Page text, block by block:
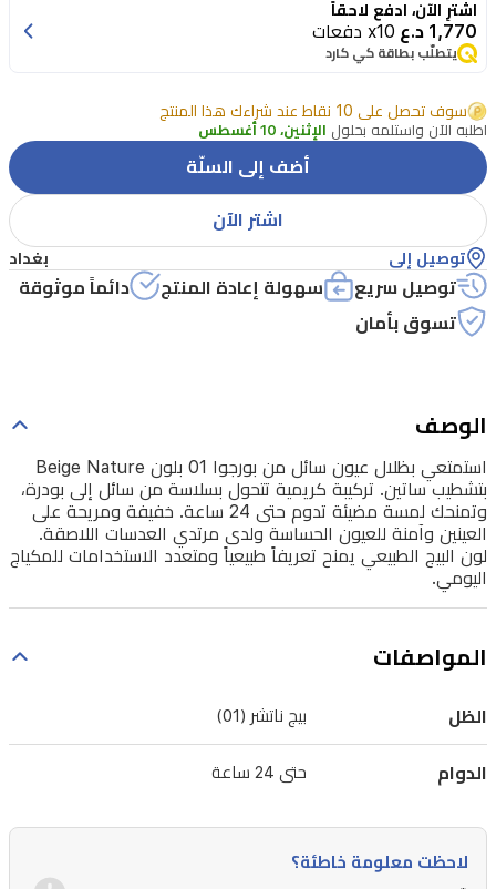
بورجوا
01
Beige
Nature
بتشطيب
ساتين.
تركيبة
كريمية
تتحول
بسلاسة
إلى
وتمنحك
لمسة
مضيئة
تدوم
حتى
ساعة.
على
وآمنة
للعيون
اشترِ الآن، ادفع لاحقاً
1,770 د.ع x10 دفعات
يتطلّب بطاقة كي كارد
سوف تحصل على 10 نقاط عند شراءك هذا المنتج
اطلبه الآن واستلمه بحلول الإثنين، 10 أغسطس
أضف إلى السلّة
اشتر الآن
توصيل إلى بغداد
توصيل سريع سهولة إعادة المنتج
دائماً موثوقة
تسوق بأمان
الوصف
استمتعي بظلال عيون سائل من بورجوا 01 بلون Beige Nature
بتشطيب ساتين. تركيبة كريمية تتحول بسلاسة من سائل إلى بودرة،
وتمنحك لمسة مضيئة تدوم حتى 24 ساعة. خفيفة ومريحة على
العينين وآمنة للعيون الحساسة ولدى مرتدي العدسات اللاصقة.
لون البيج الطبيعي يمنح تعريفاً طبيعياً ومتعدد الاستخدامات للمكياج
اليومي.
المواصفات
الظل بيج ناتشر (01)
الدوام حتى 24 ساعة
لاحظت معلومة خاطئة؟